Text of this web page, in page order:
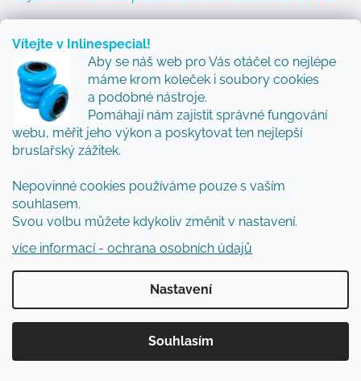
Vítejte v Inlinespecial!
Aby se náš web pro Vás otáčel co nejlépe
máme krom koleček i soubory cookies
a podobné nástroje.
Pomáhají nám zajistit správné fungování
webu, měřit jeho výkon a poskytovat ten nejlepší
bruslařský zážitek.
Nepovinné cookies používáme pouze s vaším
souhlasem.
Svou volbu můžete kdykoliv změnit v nastavení.
více informací - ochrana osobních údajů
Nastavení
Souhlasím
Kontakt
info@inlinespecial.cz
+420724165417
Vše o nákupu
FAQ - nejčastěji kladené dotazy